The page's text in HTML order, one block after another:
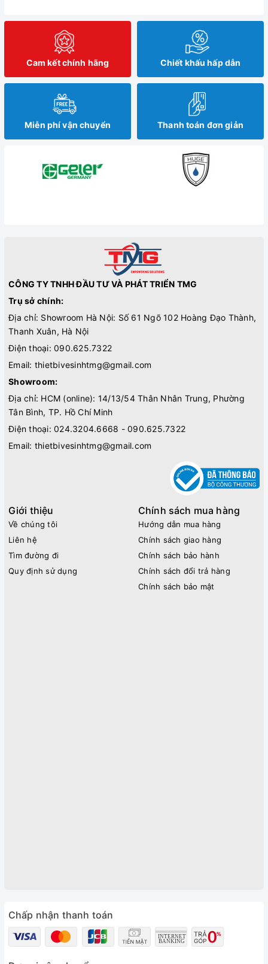
Cam kết chính hãng Chiết khấu hấp dẫn
Miễn phí vận chuyển Thanh toán đơn giản
CÔNG TY TNHH ĐẦU TƯ VÀ PHÁT TRIỂN TMG
Trụ sở chính:
Địa chỉ: Showroom Hà Nội: Số 61 Ngõ 102 Hoàng Đạo Thành,
Thanh Xuân, Hà Nội
Điện thoại: 090.625.7322
Email: thietbivesinhtmg@gmail.com
Showroom:
Địa chỉ: HCM (online): 14/13/54 Thân Nhân Trung, Phường
Tân Bình, TP. Hồ Chí Minh
Điện thoại: 024.3204.6668 - 090.625.7322
Email: thietbivesinhtmg@gmail.com
Giới thiệu
Về chúng tôi
Liên hệ
Tìm đường đi
Quy định sử dụng
Chính sách mua hàng
Hướng dẫn mua hàng
Chính sách giao hàng
Chính sách bảo hành
Chính sách đổi trả hàng
Chính sách bảo mật
Chấp nhận thanh toán